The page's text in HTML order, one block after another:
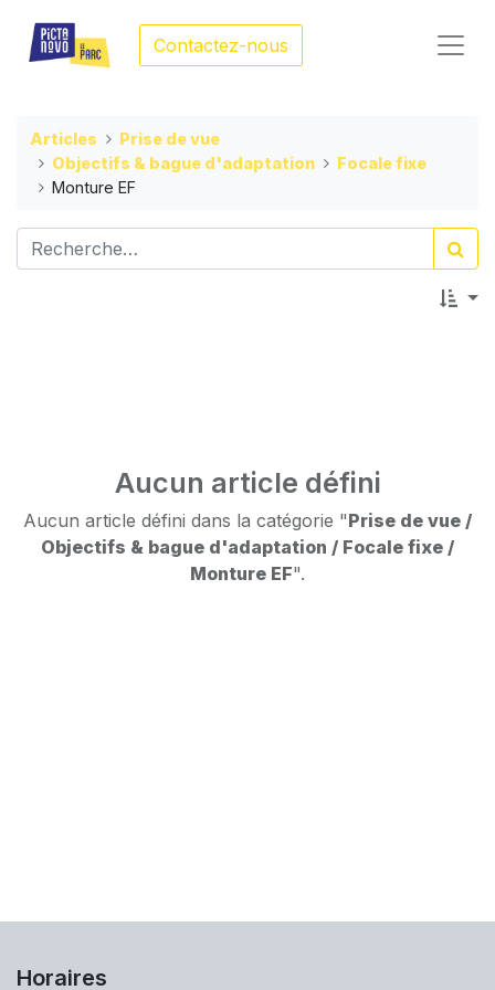
Contactez-nous
Articles
Prise de vue
Objectifs & bague d'adaptation
Focale fixe
Monture EF
Aucun article défini
Aucun article défini dans la catégorie "Prise de vue /
Objectifs & bague d'adaptation / Focale fixe /
Monture EF".
Horaires